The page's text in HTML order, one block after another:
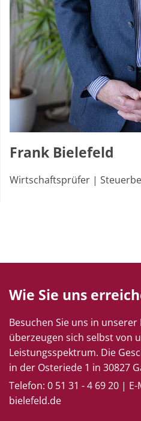
Frank Bielefeld
Wirtschaftsprüfer |
Wie Sie uns
Besuchen Sie uns in
überzeugen sich selbst von
Leistungsspektrum. Die
in der Osteriede 1 in 30827
Telefon: 0 51 31 - 4 69 20 | E-
bielefeld.de